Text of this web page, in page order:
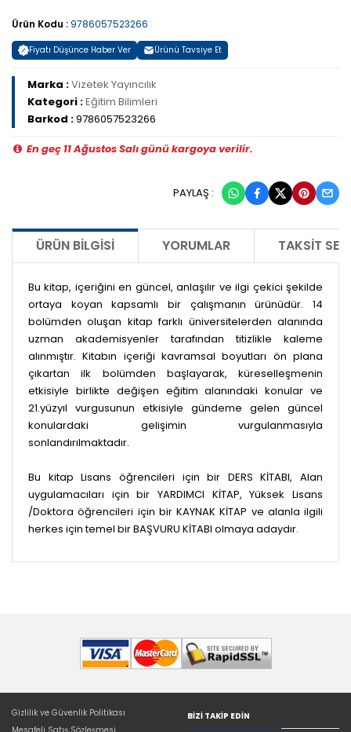
Ürün Kodu : 9786057523266
Fiyatı Düşünce Haber Ver Ürünü Tavsiye Et
Marka :Vizetek Yayıncılık
Kategori :Eğitim Bilimleri
Barkod :9786057523266
En geç 11 Ağustos Salı günü kargoya verilir.
PAYLAŞ :
ÜRÜN BILGISI YORUMLAR TAKSIT
Bu kitap, içeriğini en güncel, anlaşılır ve ilgi çekici şekilde
ortaya koyan kapsamlı bir çalışmanın ürünüdür. 14
bolümden oluşan kitap farklı üniversitelerden alanında
uzman akademisyenler tarafından titizlikle kaleme
alınmıştır. Kitabın içeriği kavramsal boyutları ön plana
çıkartan ilk bolümden başlayarak, küreselleşmenin
etkisiyle birlikte değişen eğitim alanındaki konular ve
21.yüzyıl vurgusunun etkisiyle gündeme gelen güncel
konulardaki gelişimin vurgulanmasıyla
sonlandırılmaktadır.
Bu kitap Lisans öğrencileri için bir DERS KİTABI, Alan
uygulamacıları için bir YARDIMCI KİTAP, Yüksek Lisans
/Doktora öğrencileri için bir KAYNAK KİTAP ve alanla ilgili
herkes için temel bir BAŞVURU KİTABI olmaya adaydır.
Gizlilik ve Güvenlik Politikası
BIZI TAKIP EDIN